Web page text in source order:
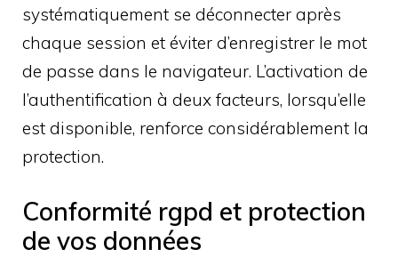
systématiquement se déconnecter après
chaque session et éviter d’enregistrer le mot
de passe dans le navigateur. L’activation de
l’authentification à deux facteurs, lorsqu’elle
est disponible, renforce considérablement la
protection.
Conformité rgpd et protection
de vos données